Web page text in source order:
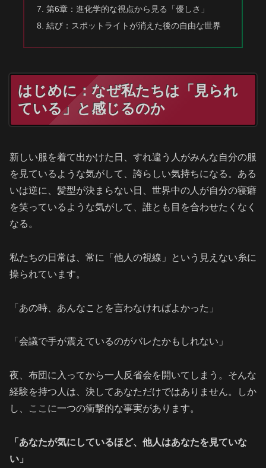
第6章：進化学的な視点から見る「優しさ」
結び：スポットライトが消えた後の自由な世界
はじめに：なぜ私たちは「見られ
ている」と感じるのか
新しい服を着て出かけた日、すれ違う人がみんな自分の服
を見ているような気がして、誇らしい気持ちになる。ある
いは逆に、髪型が決まらない日、世界中の人が自分の寝癖
を笑っているような気がして、誰とも目を合わせたくなく
なる。
私たちの日常は、常に「他人の視線」という見えない糸に
操られています。
「あの時、あんなことを言わなければよかった」
「会議で手が震えているのがバレたかもしれない」
夜、布団に入ってから一人反省会を開いてしまう。そんな
経験を持つ人は、決してあなただけではありません。しか
し、ここに一つの衝撃的な事実があります。
「あなたが気にしているほど、他人はあなたを見ていな
い」